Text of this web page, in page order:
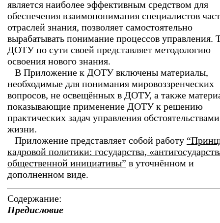
является наиболее эффективным средством для
обеспечения взаимопонимания специалистов
отраслей знания, позволяет самостоятельно
вырабатывать понимание процессов управления.
ДОТУ по сути своей представляет методологию
освоения нового знания.
В Приложение к ДОТУ включены материалы,
необходимые для понимания мировоззренческих
вопросов, не освещённых в ДОТУ, а также
показывающие применение ДОТУ к решению
практических задач управления
жизни.
Приложение представляет собой работу
кадровой политики: государства,
общественной инициативы” в уточнённом и
дополненном виде.
Содержание:
Предисловие